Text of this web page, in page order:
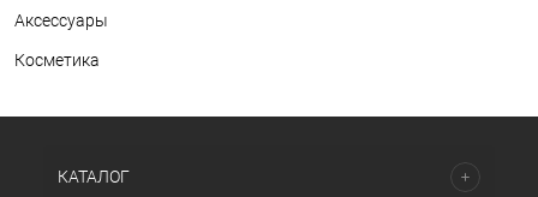
Аксессуары
Косметика
КАТАЛОГ